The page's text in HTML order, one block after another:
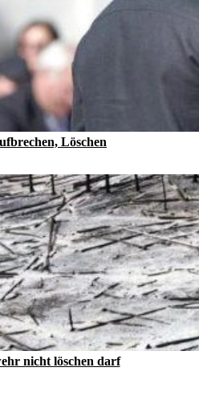
Löschen
nicht löschen darf